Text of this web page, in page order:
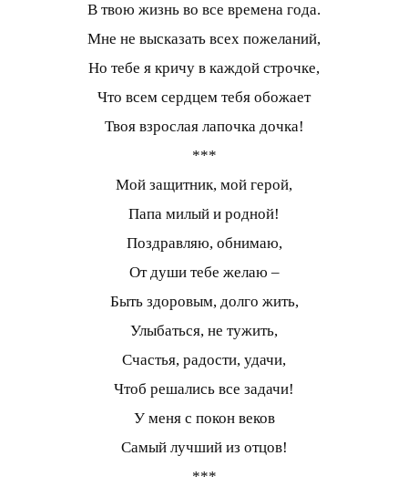
В твою жизнь во все времена года.
Мне не высказать всех пожеланий,
Но тебе я кричу в каждой строчке,
Что всем сердцем тебя обожает
Твоя взрослая лапочка дочка!
***
Мой защитник, мой герой,
Папа милый и родной!
Поздравляю, обнимаю,
От души тебе желаю –
Быть здоровым, долго жить,
Улыбаться, не тужить,
Счастья, радости, удачи,
Чтоб решались все задачи!
У меня с покон веков
Самый лучший из отцов!
***